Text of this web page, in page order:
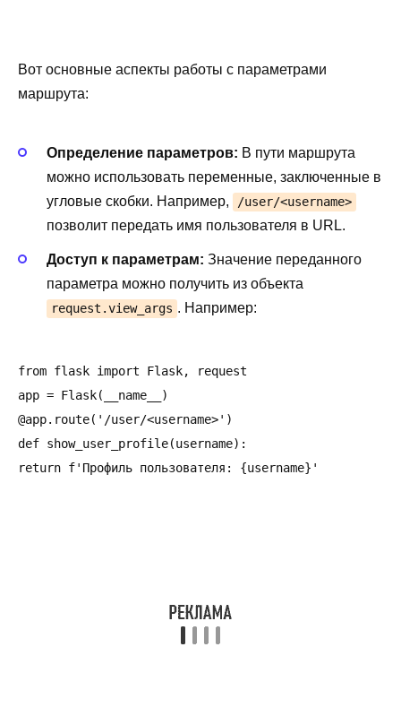
Вот основные аспекты работы с параметрами
маршрута:
Определение параметров: В пути маршрута
можно использовать переменные, заключенные в
угловые скобки. Например,
/user/<username>
позволит передать имя пользователя в URL.
Доступ к параметрам: Значение переданного
параметра можно получить из объекта
request.view_args . Например:
from flask import Flask, request
app = Flask(__name__)
@app.route('/user/<username>')
def show_user_profile(username):